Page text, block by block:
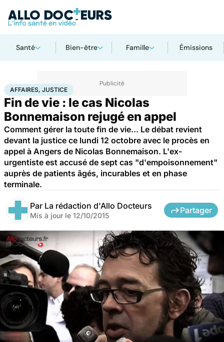
Santé Bien-être Famille Émissions
AccueilSantéSociétéJustice Affaires, justice
AFFAIRES, JUSTICE
Fin de vie : le cas Nicolas
Bonnemaison rejugé en appel
Comment gérer la toute fin de vie... Le débat revient
devant la justice ce lundi 12 octobre avec le procès en
appel à Angers de Nicolas Bonnemaison. L'ex-
urgentiste est accusé de sept cas "d'empoisonnement"
auprès de patients âgés, incurables et en phase
terminale.
Par La rédaction d'Allo Docteurs
Mis à jour le 12/10/2015
Partager